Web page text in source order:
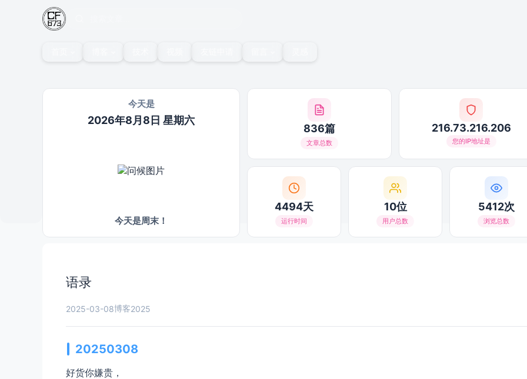
今天是
2026年8月8日 星期六
今天是周末！
836篇
文章总数
216.73.216.206
您的IP地址是
4494天
运行时间
10位
用户总数
5412次
浏览总数
语录
2025-03-08博客2025
20250308
好货你嫌贵，